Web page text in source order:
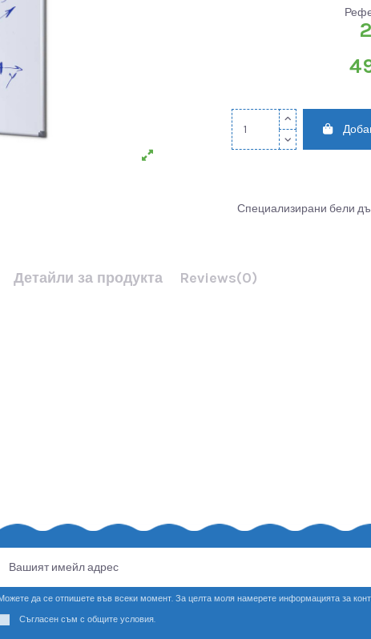
Специализирани бели
Детайли за продукта Reviews(0)
да се отпишете във всеки момент. За целта моля намерете информацията за
Съгласен съм с общите условия.